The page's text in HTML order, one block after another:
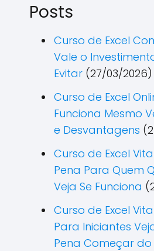
Posts
Curso de Excel
Vale o
Evitar (27/03/2026)
Curso de Excel
Funciona Mesmo
e Desvantagens
Curso de Excel
Pena Para Quem
Veja Se Funciona
Curso de Excel
Para Iniciantes
Pena Começar do